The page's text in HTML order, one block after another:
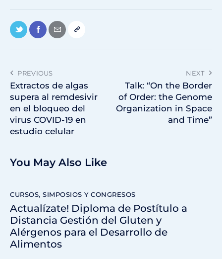
PREVIOUS
Extractos de algas
supera al remdesivir
en el bloqueo del
virus COVID-19 en
estudio celular
NEXT
Talk: “On the Border
of Order: the Genome
Organization in Space
and Time”
You May Also Like
CURSOS, SIMPOSIOS Y CONGRESOS
Actualízate! Diploma de Postítulo a
Distancia Gestión del Gluten y
Alérgenos para el Desarrollo de
Alimentos